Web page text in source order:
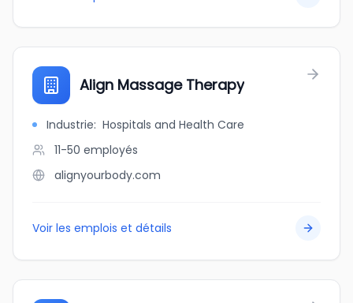
Align Massage Therapy
Industrie: Hospitals and Health Care
11-50 employés
alignyourbody.com
Voir les emplois et détails